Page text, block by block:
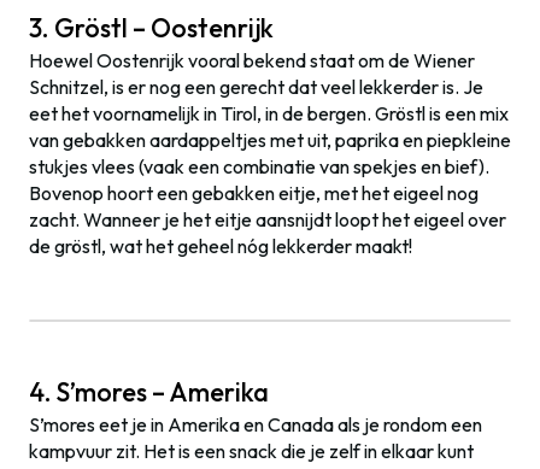
3. Gröstl – Oostenrijk
Hoewel Oostenrijk vooral bekend staat om de Wiener
Schnitzel, is er nog een gerecht dat veel lekkerder is. Je
eet het voornamelijk in Tirol, in de bergen. Gröstl is een mix
van gebakken aardappeltjes met uit, paprika en piepkleine
stukjes vlees (vaak een combinatie van spekjes en bief).
Bovenop hoort een gebakken eitje, met het eigeel nog
zacht. Wanneer je het eitje aansnijdt loopt het eigeel over
de gröstl, wat het geheel nóg lekkerder maakt!
4. S’mores – Amerika
S’mores eet je in Amerika en Canada als je rondom een
kampvuur zit. Het is een snack die je zelf in elkaar kunt